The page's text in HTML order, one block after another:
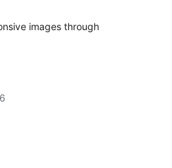
images through